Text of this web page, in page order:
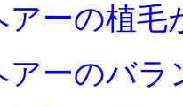
アーの植毛
アーのバ